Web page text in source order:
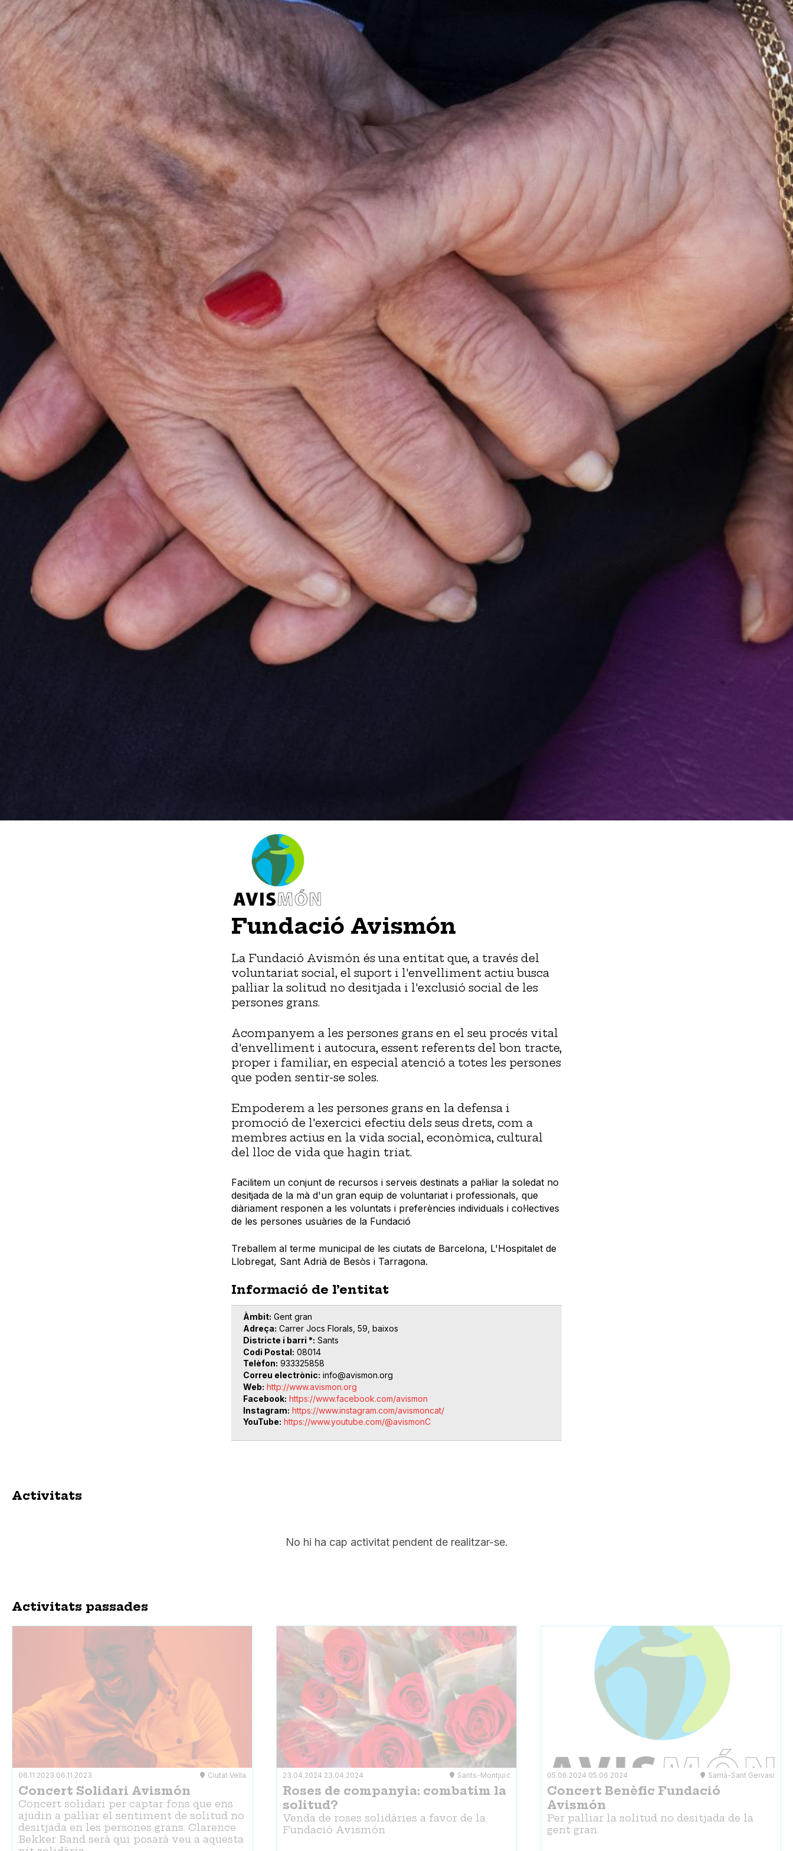
Fundació Avismón
La Fundació Avismón és una entitat que, a través del
voluntariat social, el suport i l'envelliment actiu busca
pal·liar la solitud no desitjada i l'exclusió social de les
persones grans.
Acompanyem a les persones grans en el seu procés vital
d'envelliment i autocura, essent referents del bon tracte,
proper i familiar, en especial atenció a totes les persones
que poden sentir-se soles.
Empoderem a les persones grans en la defensa i
promoció de l'exercici efectiu dels seus drets, com a
membres actius en la vida social, econòmica, cultural
del lloc de vida que hagin triat.
Facilitem un conjunt de recursos i serveis destinats a pal·liar la soledat no
desitjada de la mà d'un gran equip de voluntariat i professionals, que
diàriament responen a les voluntats i preferències individuals i col·lectives
de les persones usuàries de la Fundació
Treballem al terme municipal de les ciutats de Barcelona, L'Hospitalet de
Llobregat, Sant Adrià de Besòs i Tarragona.
Informació de l’entitat
Àmbit Gent gran
Adreça Carrer Jocs Florals, 59, baixos
Districte i barri * Sants
Codi Postal 08014
Telèfon 933325858
Correu electrònic info@avismon.org
Web http://www.avismon.org
Facebook https://www.facebook.com/avismon
Instagram https://www.instagram.com/avismoncat/
YouTube https://www.youtube.com/@avismonC
Activitats
No hi ha cap activitat pendent de realitzar-se.
Activitats passades
06.11.2023 06.11.2023 Ciutat Vella
Concert Solidari Avismón
Concert solidari per captar fons que ens
ajudin a pal·liar el sentiment de solitud no
desitjada en les persones grans. Clarence
Bekker Band serà qui posarà veu a aquesta
23.04.2024 23.04.2024 Sants-Montjuïc
Roses de companyia: combatim la
solitud?
Venda de roses solidàries a favor de la
Fundació Avismón
05.06.2024 05.06.2024 Sarrià-Sant Gervasi
Concert Benèfic Fundació
Avismón
Per pal·liar la solitud no desitjada de la
gent gran.